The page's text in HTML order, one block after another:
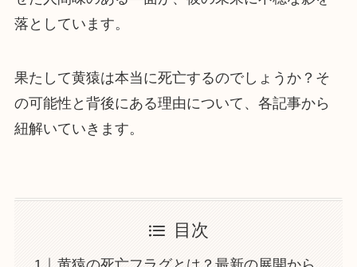
落としています。
果たして黄猿は本当に死亡するのでしょうか？そ
の可能性と背後にある理由について、各記事から
紐解いていきます。
目次